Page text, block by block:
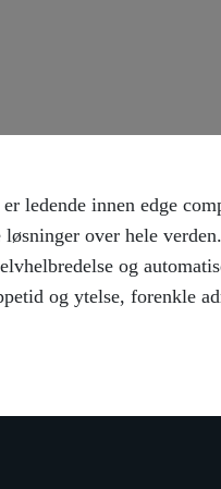
ledende innen edge
løsninger over hele
og
og ytelse, forenkle
tilgjengelighet og total
ideelle løsningen. Scale
hos Gartner Peer Insights,